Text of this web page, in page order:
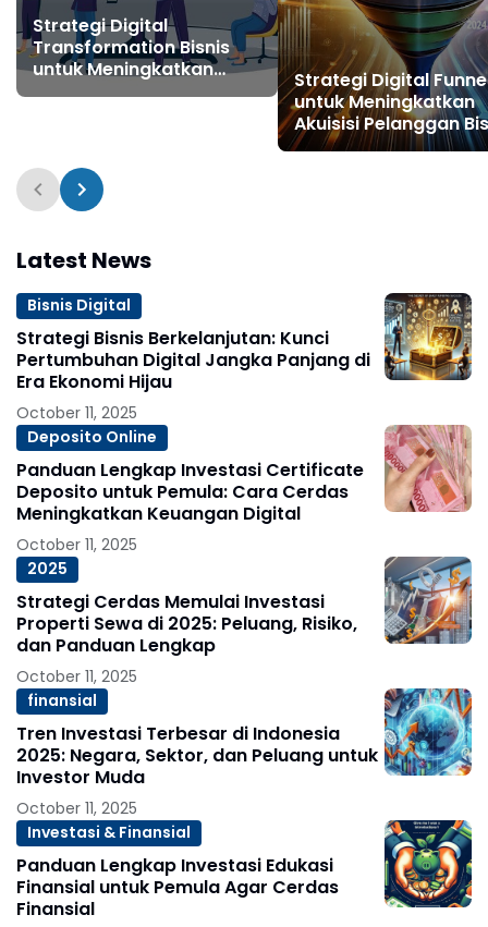
Strategi Digital
Transformation Bisnis
untuk Meningkatkan
Pertumbuhan dan
Strategi Digital
untuk Meningkatkan
Akuisisi Pelanggan
Digital
Latest News
Bisnis Digital
Strategi Bisnis Berkelanjutan: Kunci
Pertumbuhan Digital Jangka Panjang di
Era Ekonomi Hijau
October 11, 2025
Deposito Online
Panduan Lengkap Investasi Certificate
Deposito untuk Pemula: Cara Cerdas
Meningkatkan Keuangan Digital
October 11, 2025
2025
Strategi Cerdas Memulai Investasi
Properti Sewa di 2025: Peluang, Risiko,
dan Panduan Lengkap
October 11, 2025
finansial
Tren Investasi Terbesar di Indonesia
2025: Negara, Sektor, dan Peluang untuk
Investor Muda
October 11, 2025
Investasi & Finansial
Panduan Lengkap Investasi Edukasi
Finansial untuk Pemula Agar Cerdas
Finansial